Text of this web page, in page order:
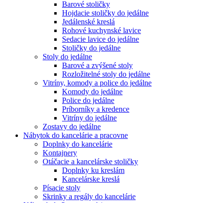
Barové stoličky
Hojdacie stoličky do jedálne
Jedálenské kreslá
Rohové kuchynské lavice
Sedacie lavice do jedálne
Stoličky do jedálne
Stoly do jedálne
Barové a zvýšené stoly
Rozložitelné stoly do jedálne
Vitríny, komody a police do jedálne
Komody do jedálne
Police do jedálne
Príborníky a kredence
Vitríny do jedálne
Zostavy do jedálne
Nábytok do kancelárie a pracovne
Doplnky do kancelárie
Kontajnery
Otáčacie a kancelárske stoličky
Doplnky ku kreslám
Kancelárske kreslá
Písacie stoly
Skrinky a regály do kancelárie